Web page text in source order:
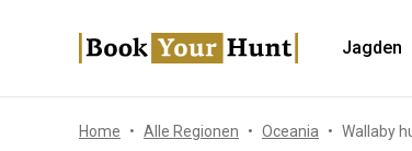
Jagden
Home Alle Regionen Oceania Wallaby